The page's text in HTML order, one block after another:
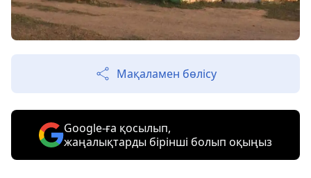
Мақаламен бөлісу
Google-ға қосылып,
жаңалықтарды бірінші болып оқыңыз